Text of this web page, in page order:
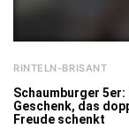
RINTELN-BRISANT
Schaumburger 5er:
Geschenk, das
Freude schenkt